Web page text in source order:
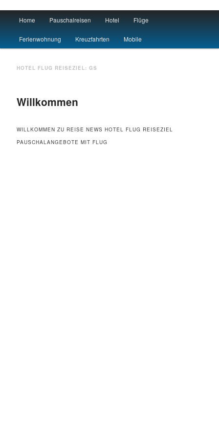
Urlaub
Skip to primary content
Skip to secondary content
Home Pauschalreisen Hotel Flüge
Ferienwohnung Kreuzfahrten Mobile
HOTEL FLUG REISEZIEL:GS
Willkommen
WILLKOMMEN ZU REISE NEWS HOTEL FLUG REISEZIEL
PAUSCHALANGEBOTE MIT FLUG